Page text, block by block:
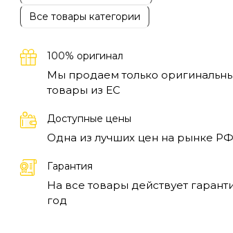
Все товары категории
100% оригинал
Мы продаем только
товары из EC
Доступные цены
Одна из лучших цен на рынке РФ
Гарантия
На все товары действует
год